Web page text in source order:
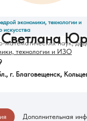
экономики, технологии и
искусства
математических наук,
технологии и ИЗО
г. Благовещенск,
Дополнительная